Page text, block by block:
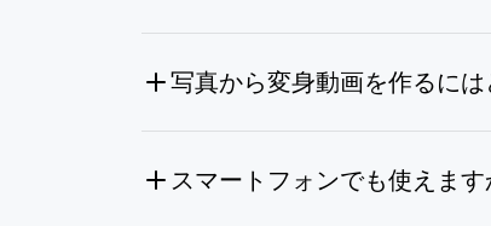
写真から変身動画を作るに
スマートフォンでも使えます